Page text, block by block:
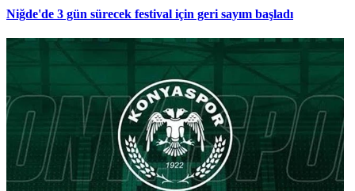
Niğde'de 3 gün sürecek festival için geri sayım başladı